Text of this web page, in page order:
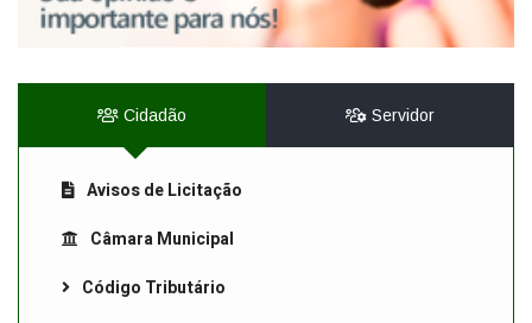
Cidadão Servidor
Avisos de Licitação
Câmara Municipal
Código Tributário